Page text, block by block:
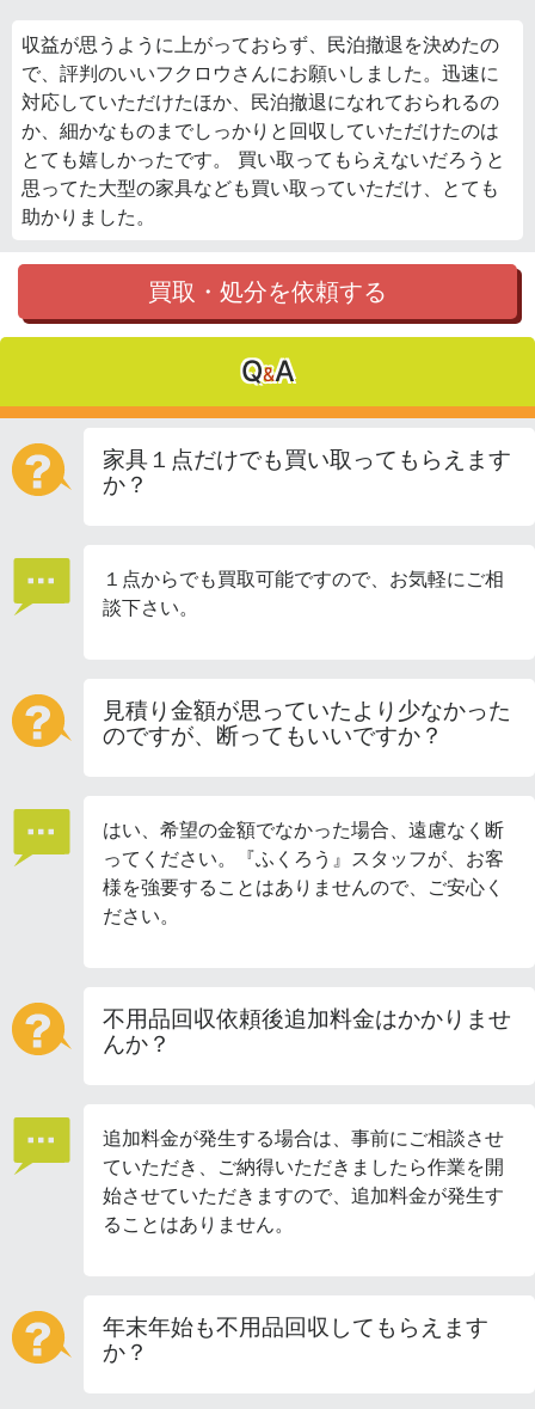
収益が思うように上がっておらず、民泊撤退を決めたの
で、評判のいいフクロウさんにお願いしました。迅速に
対応していただけたほか、民泊撤退になれておられるの
か、細かなものまでしっかりと回収していただけたのは
とても嬉しかったです。 買い取ってもらえないだろうと
思ってた大型の家具なども買い取っていただけ、とても
助かりました。
買取・処分を依頼する
Q&A
家具１点だけでも買い取ってもらえます
か？
１点からでも買取可能ですので、お気軽にご相
談下さい。
見積り金額が思っていたより少なかった
のですが、断ってもいいですか？
はい、希望の金額でなかった場合、遠慮なく断
ってください。『ふくろう』スタッフが、お客
様を強要することはありませんので、ご安心く
ださい。
不用品回収依頼後追加料金はかかりませ
んか？
追加料金が発生する場合は、事前にご相談させ
ていただき、ご納得いただきましたら作業を開
始させていただきますので、追加料金が発生す
ることはありません。
年末年始も不用品回収してもらえます
か？